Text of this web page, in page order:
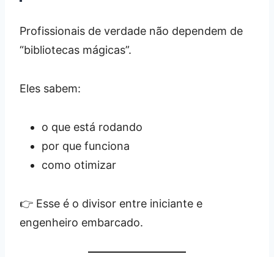
Profissionais de verdade não dependem de
“bibliotecas mágicas”.
Eles sabem:
o que está rodando
por que funciona
como otimizar
👉 Esse é o divisor entre iniciante e
engenheiro embarcado.